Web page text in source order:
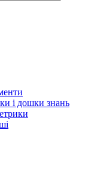
і дошки знань